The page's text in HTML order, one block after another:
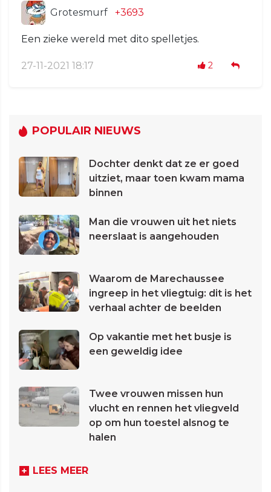
Grotesmurf +3693
Een zieke wereld met dito spelletjes.
27-11-2021 18:17 2
POPULAIR NIEUWS
Dochter denkt dat ze er goed
uitziet, maar toen kwam mama
binnen
Man die vrouwen uit het niets
neerslaat is aangehouden
Waarom de Marechaussee
ingreep in het vliegtuig: dit is het
verhaal achter de beelden
Op vakantie met het busje is
een geweldig idee
Twee vrouwen missen hun
vlucht en rennen het vliegveld
op om hun toestel alsnog te
halen
LEES MEER